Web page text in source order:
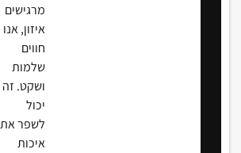
מרגישים
איזון, אנו
חווים
שלמות
ושקט. זה
יכול
לשפר את
איכות